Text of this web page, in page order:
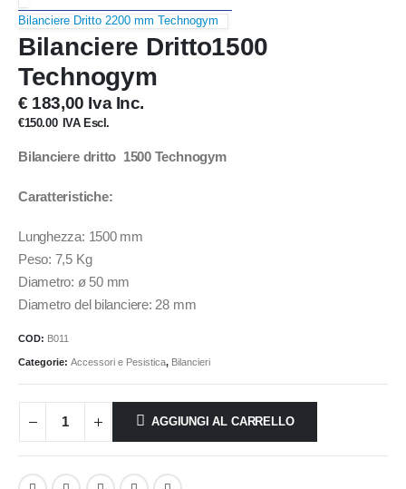
USATO IN OTTIME CONDIZIONI
Bilanciere Dritto 2200 mm Technogym
Bilanciere Dritto1500
Technogym
€ 183,00 Iva Inc.
€150.00 IVA Escl.
Bilanciere dritto 1500 Technogym
Caratteristiche:
Lunghezza: 1500 mm
Peso: 7,5 Kg
Diametro: ø 50 mm
Diametro del bilanciere: 28 mm
COD: B011
Categorie: Accessori e Pesistica, Bilancieri
AGGIUNGI AL CARRELLO